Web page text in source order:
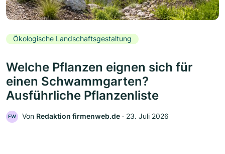
Ökologische Landschaftsgestaltung
Welche Pflanzen eignen sich für
einen Schwammgarten?
Ausführliche Pflanzenliste
FW Von Redaktion firmenweb.de ‧ 23. Juli 2026